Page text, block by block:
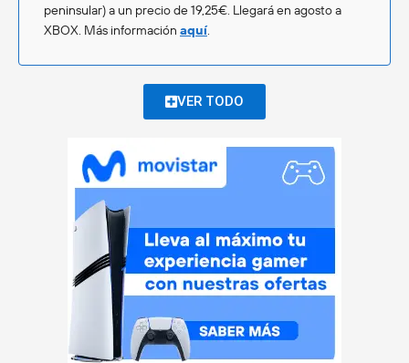
peninsular) a un precio de 19,25€. Llegará en agosto a
XBOX. Más información aquí.
VER TODO